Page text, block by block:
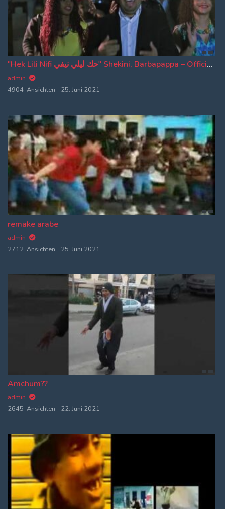
"Hek Lili Nifi حك ليلي نيفي" Shekini, Barbapappa – Official Parody
admin
4904 Ansichten
25. Juni 2021
remake arabe
admin
2712 Ansichten
25. Juni 2021
Amchum??
admin
2645 Ansichten
22. Juni 2021